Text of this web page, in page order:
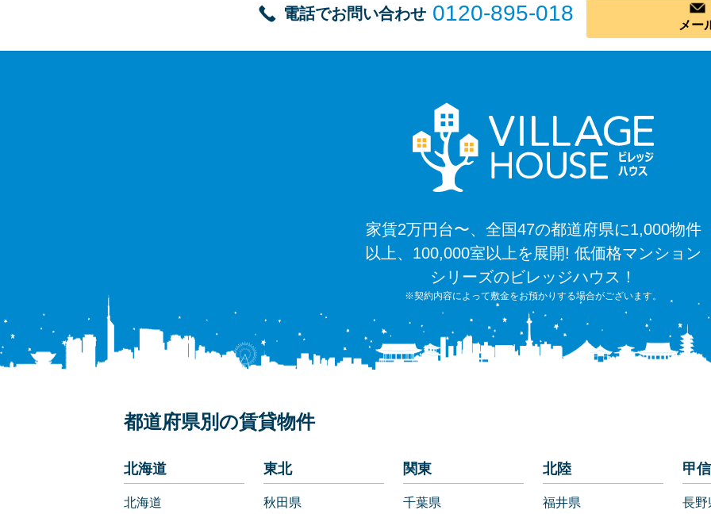
電話でお問い合わせ 0120-895-018 メー
家賃2万円台〜、全国47の都道府県に1,000物件
以上、100,000室以上を展開! 低価格マンション
シリーズのビレッジハウス！
※契約内容によって敷金をお預かりする場合がございます。
都道府県別の賃貸物件
北海道
北海道
東北
秋田県
関東
千葉県
北陸
福井県
甲
長野